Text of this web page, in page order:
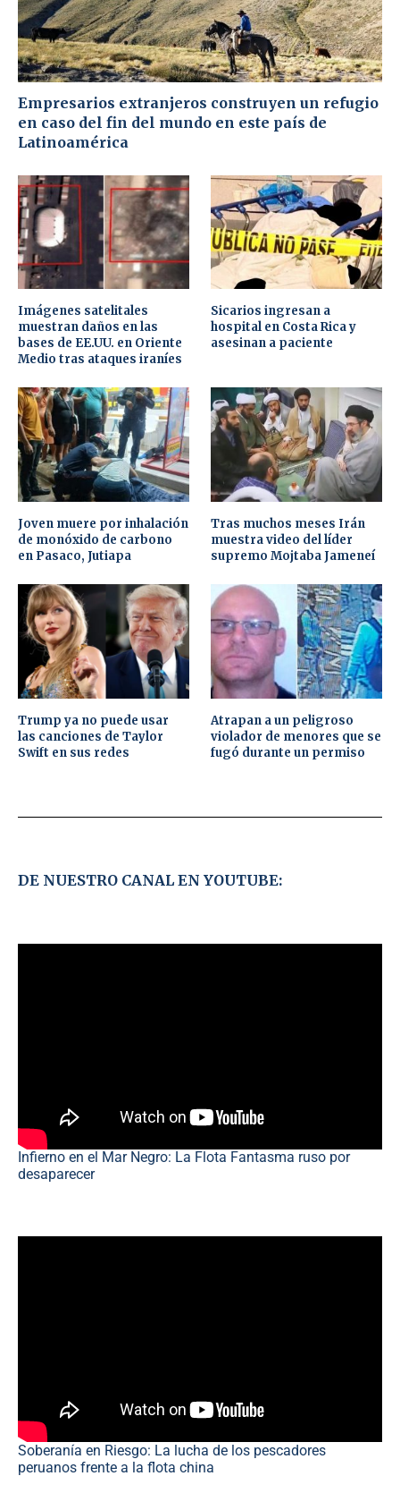
Empresarios extranjeros construyen un refugio
en caso del fin del mundo en este país de
Latinoamérica
Imágenes satelitales
muestran daños en las
bases de EE.UU. en Oriente
Medio tras ataques iraníes
Sicarios ingresan a
hospital en Costa Rica y
asesinan a paciente
Joven muere por inhalación
de monóxido de carbono
en Pasaco, Jutiapa
Tras muchos meses Irán
muestra video del líder
supremo Mojtaba Jameneí
Trump ya no puede usar
las canciones de Taylor
Swift en sus redes
Atrapan a un peligroso
violador de menores que se
fugó durante un permiso
DE NUESTRO CANAL EN YOUTUBE:
Infierno en el Mar Negro: La Flota Fantasma ruso por
desaparecer
Soberanía en Riesgo: La lucha de los pescadores
peruanos frente a la flota china